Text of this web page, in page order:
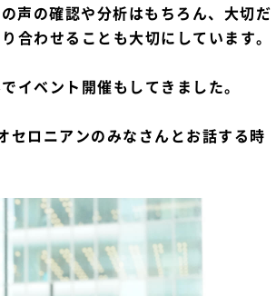
声の確認や分析はもちろん、大切だ
合わせることも大切にしています。
イベント開催もしてきました。
セロニアンのみなさんとお話する時